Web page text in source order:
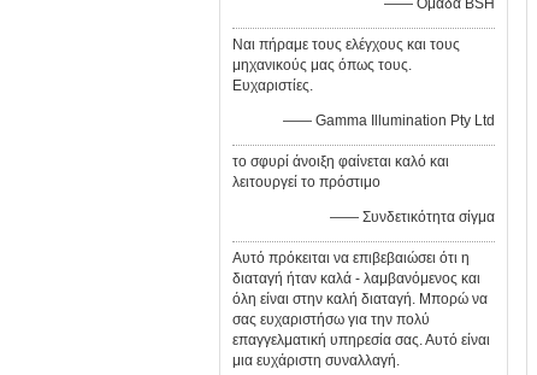
—— Ομάδα BSH
Ναι πήραμε τους ελέγχους και τους
μηχανικούς μας όπως τους.
Ευχαριστίες.
—— Gamma Illumination Pty Ltd
το σφυρί άνοιξη φαίνεται καλό και
λειτουργεί το πρόστιμο
—— Συνδετικότητα σίγμα
Αυτό πρόκειται να επιβεβαιώσει ότι η
διαταγή ήταν καλά - λαμβανόμενος και
όλη είναι στην καλή διαταγή. Μπορώ να
σας ευχαριστήσω για την πολύ
επαγγελματική υπηρεσία σας. Αυτό είναι
μια ευχάριστη συναλλαγή.